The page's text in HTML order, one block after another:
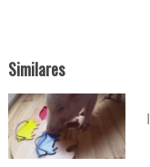
Similares